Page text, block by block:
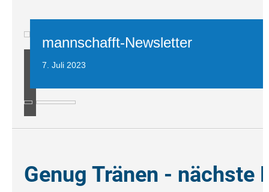
mannschafft-Newsletter
7. Juli 2023
Genug Tränen - nächste